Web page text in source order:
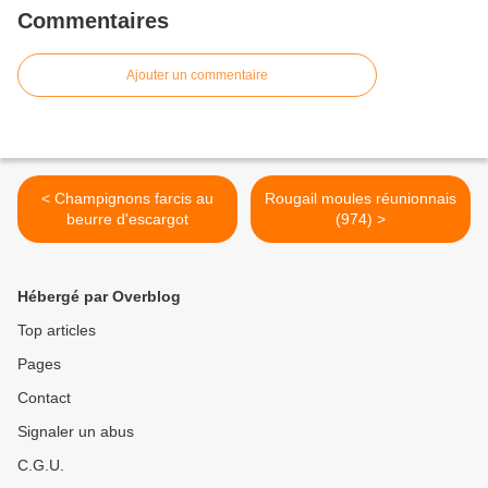
Commentaires
Ajouter un commentaire
< Champignons farcis au
beurre d'escargot
Rougail moules réunionnais
(974) >
Hébergé par Overblog
Top articles
Pages
Contact
Signaler un abus
C.G.U.